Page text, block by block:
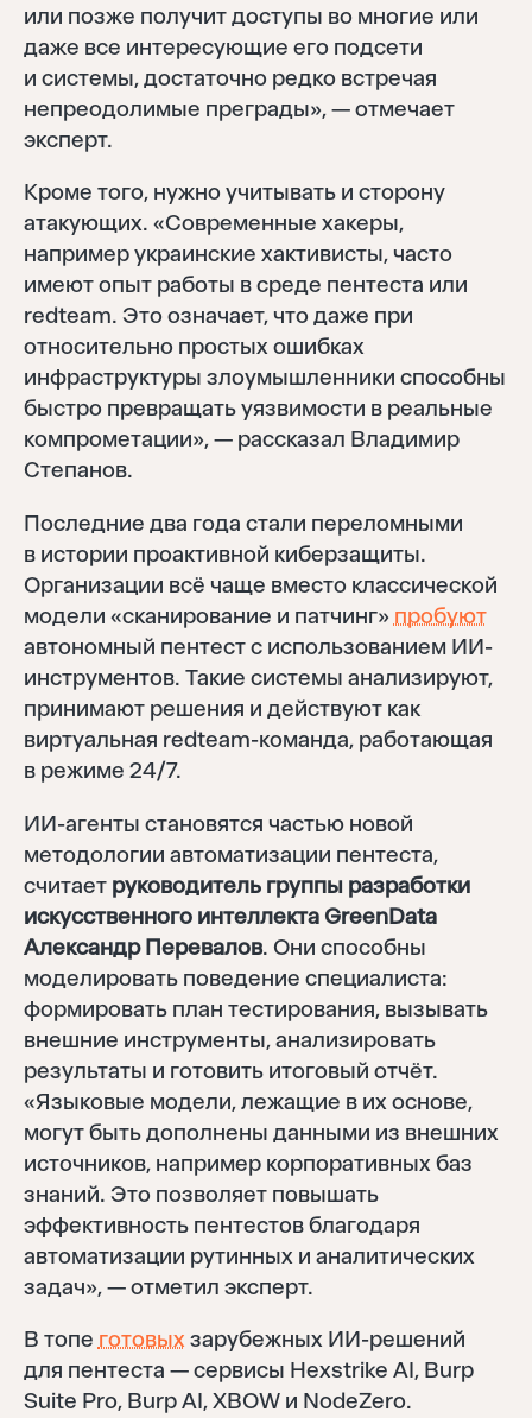
или позже получит доступы во многие или
даже все интересующие его подсети
и системы, достаточно редко встречая
непреодолимые преграды», — отмечает
эксперт.
Кроме того, нужно учитывать и сторону
атакующих. «Современные хакеры,
например украинские хактивисты, часто
имеют опыт работы в среде пентеста или
redteam. Это означает, что даже при
относительно простых ошибках
инфраструктуры злоумышленники способны
быстро превращать уязвимости в реальные
компрометации», — рассказал Владимир
Степанов.
Последние два года стали переломными
в истории проактивной киберзащиты.
Организации всё чаще вместо классической
модели «сканирование и патчинг» пробуют
автономный пентест с использованием ИИ-
инструментов. Такие системы анализируют,
принимают решения и действуют как
виртуальная redteam-команда, работающая
в режиме 24/7.
ИИ-агенты становятся частью новой
методологии автоматизации пентеста,
считает руководитель группы разработки
искусственного интеллекта GreenData
Александр Перевалов. Они способны
моделировать поведение специалиста:
формировать план тестирования, вызывать
внешние инструменты, анализировать
результаты и готовить итоговый отчёт.
«Языковые модели, лежащие в их основе,
могут быть дополнены данными из внешних
источников, например корпоративных баз
знаний. Это позволяет повышать
эффективность пентестов благодаря
автоматизации рутинных и аналитических
задач», — отметил эксперт.
В топе готовыхзарубежных ИИ-решений
для пентеста — сервисы Hexstrike AI, Burp
Suite Pro, Burp AI, XBOW и NodeZero.